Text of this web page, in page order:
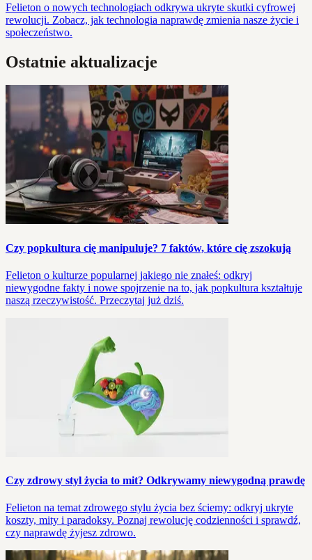
Felieton o nowych technologiach odkrywa ukryte skutki cyfrowej
rewolucji. Zobacz, jak technologia naprawdę zmienia nasze życie i
społeczeństwo.
Ostatnie aktualizacje
Czy popkultura cię manipuluje? 7 faktów, które cię zszokują
Felieton o kulturze popularnej jakiego nie znałeś: odkryj
niewygodne fakty i nowe spojrzenie na to, jak popkultura kształtuje
naszą rzeczywistość. Przeczytaj już dziś.
Czy zdrowy styl życia to mit? Odkrywamy niewygodną prawdę
Felieton na temat zdrowego stylu życia bez ściemy: odkryj ukryte
koszty, mity i paradoksy. Poznaj rewolucję codzienności i sprawdź,
czy naprawdę żyjesz zdrowo.